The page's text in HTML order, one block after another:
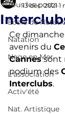
Tous les posts
École de
Natation
Nage en Mer
L'association
Activ'été
Nat. Artistique
13 déc. 2021 1
Ce
avenirs du
Cannes sont
podium des
Interclubs.